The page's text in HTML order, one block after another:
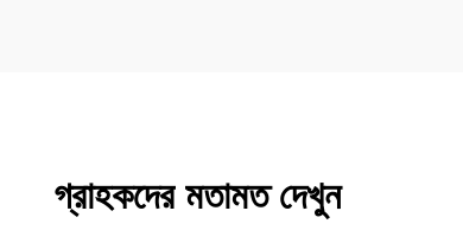
গ্রাহকদের মতামত দেখুন